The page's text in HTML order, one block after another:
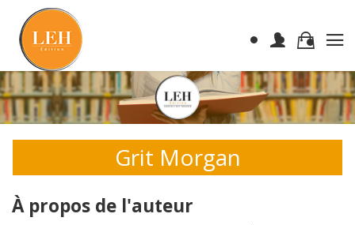
Grit Morgan
À propos de l'auteur